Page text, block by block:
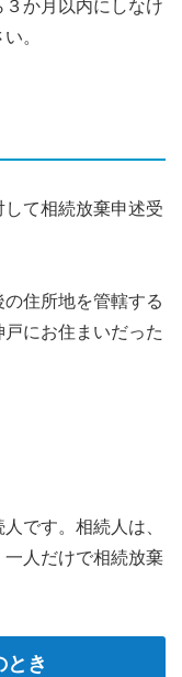
か月以内にしなけ
。
て相続放棄申述受
住所地を管轄する
にお住まいだった
です。相続人は、
人だけで相続放棄
とき